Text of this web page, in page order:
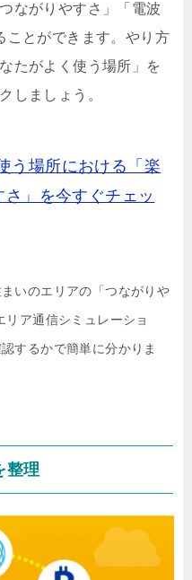
ながりやすさ」「電波
ことができます。やり方
たがよく使う場所」を
しましょう。
う場所における「楽
」を今すぐチェッ
いのエリアの「つながりや
ア通信シミュレーショ
するかで簡単に分かりま
整理